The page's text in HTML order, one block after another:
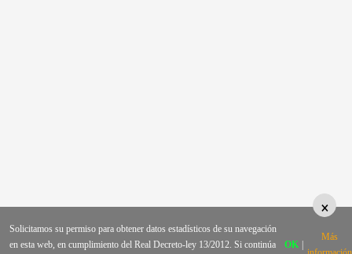
×
Solicitamos su permiso para obtener datos estadísticos de su navegación
en esta web, en cumplimiento del Real Decreto-ley 13/2012. Si continúa
OK
Más